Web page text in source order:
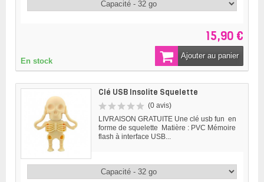
15,90 €
En stock
Ajouter au panier
Clé USB Insolite Squelette
(0 avis)
LIVRAISON GRATUITE Une clé usb fun en
forme de squelette Matière : PVC Mémoire
flash à interface USB...